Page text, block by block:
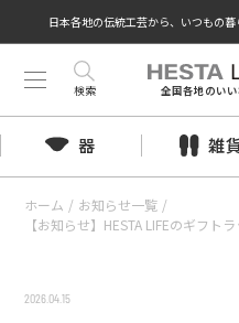
日本各地の伝統工芸から、いつもの
全国各地のい
検索
器 雑
ホーム / お知らせ一覧 /
【お知らせ】HESTA LIFEのギフト
2026.04.15